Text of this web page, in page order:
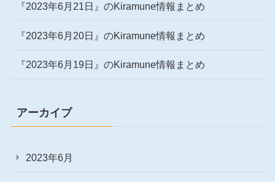
『2023年6月21日』のKiramune情報まとめ
『2023年6月20日』のKiramune情報まとめ
『2023年6月19日』のKiramune情報まとめ
アーカイブ
2023年6月